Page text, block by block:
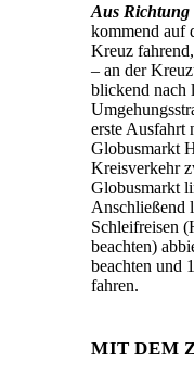
Aus Richtung
kommend auf
Kreuz
– an der
blickend nach
erste Ausfahrt
Globusmarkt
Kreisverkehr
Globusmarkt
Anschließend
Schleifreisen
beachten)
beachten und
fahren.
MIT DEM